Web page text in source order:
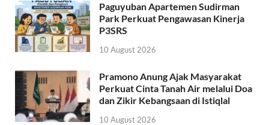
Paguyuban Apartemen Sudirman
Park Perkuat Pengawasan Kinerja
P3SRS
10 August 2026
Pramono Anung Ajak Masyarakat
Perkuat Cinta Tanah Air melalui Doa
dan Zikir Kebangsaan di Istiqlal
10 August 2026